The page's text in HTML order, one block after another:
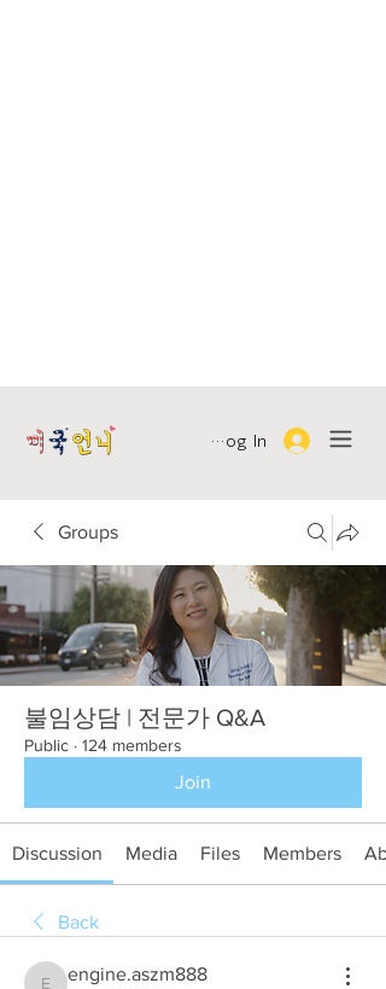
Log In
Groups
불임상담 | 전문가 Q&A
Public · 124 members
Join
Discussion Media Files Members
Back
engine.aszm888